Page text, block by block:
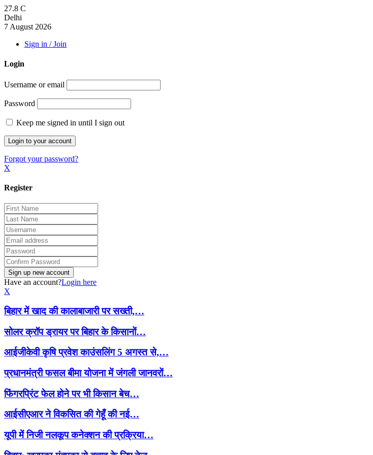
27.8 C
Delhi
7 August 2026
Sign in / Join
Login
Username or email
Password
Keep me signed in until I sign out
Forgot your password?
X
Register
Have an account?Login here
X
बिहार में खाद की कालाबाजारी पर सख्ती,…
सोलर क्रॉप ड्रायर पर बिहार के किसानों…
आईजीकेवी कृषि प्रवेश काउंसलिंग 5 अगस्त से,…
प्रधानमंत्री फसल बीमा योजना में जंगली जानवरों…
फिंगरप्रिंट फेल होने पर भी किसान बेच…
आईसीएआर ने विकसित की गेहूँ की नई…
यूपी में निजी नलकूप कनेक्शन की प्रक्रिया…